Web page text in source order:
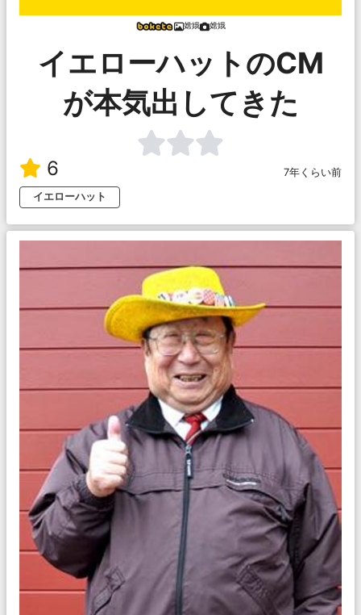
嫦娥 嫦娥
イエローハットのCM
が本気出してきた
6
7年くらい前
イエローハット